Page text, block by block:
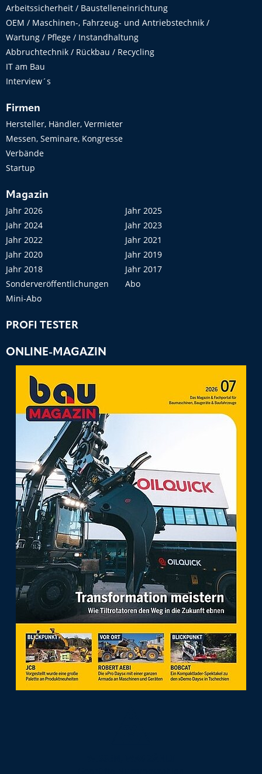
Arbeitssicherheit / Baustelleneinrichtung
OEM / Maschinen-, Fahrzeug- und Antriebstechnik /
Wartung / Pflege / Instandhaltung
Abbruchtechnik / Rückbau / Recycling
IT am Bau
Interview´s
Firmen
Hersteller, Händler, Vermieter
Messen, Seminare, Kongresse
Verbände
Startup
Magazin
Jahr 2026
Jahr 2025
Jahr 2024
Jahr 2023
Jahr 2022
Jahr 2021
Jahr 2020
Jahr 2019
Jahr 2018
Jahr 2017
Sonderveröffentlichungen
Abo
Mini-Abo
PROFI TESTER
ONLINE-MAGAZIN